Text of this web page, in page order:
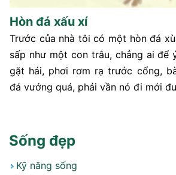
Hòn đá xấu xí
Trước của nhà tôi có một hòn đá
sấp như một con trâu, chẳng ai để
gặt hái, phơi rơm rạ trước cổng,
đá vướng quá, phải vần nó đi mới
Sống đẹp
Kỹ năng sống